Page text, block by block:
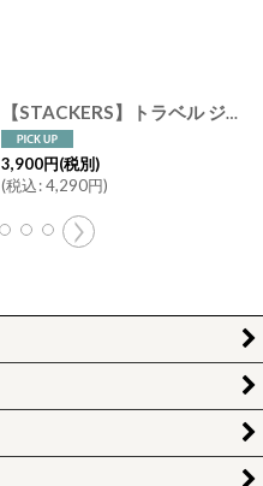
【STACKERS】トラベル ジュエリーボックス S Travel S ブラック Black スタッカーズ
3,900円(税別)
(税込:4,290円)